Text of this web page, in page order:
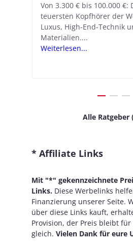
Von 3.300 € bis 100.000 €:
teuersten Kopfhörer der
Luxus, High-End-Technik
Materialien....
Weiterlesen...
Mit iOS 18.1 und den
verwandelt Apple seine In-
in kostengünstige
Schritten...
Weiterlesen...
Alle Ratgeber
* Affiliate Links
Mit "*" gekennzeichnete
Links. Diese Werbelinks
Finanzierung unserer Seite.
über diese Links kauft,
Provision, der Preis bleibt
gleich. Vielen Dank für eure